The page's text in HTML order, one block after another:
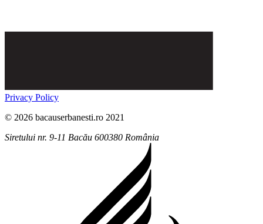
Privacy Policy
© 2026 bacauserbanesti.ro 2021
Siretului nr. 9-11 Bacău 600380 România